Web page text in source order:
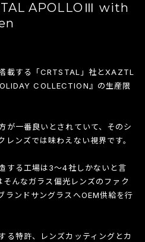
APOLLOⅢ with
載する「CRTSTAL」社とXAZTL
COLLECTION』の生産限
が一番良いとされていて、そのシ
レンズでは味わえない視界です。
する工場は3～4社しかないと言
んなガラス偏光レンズのファク
ランドサングラスへOEM供給を行
る特許、レンズカッティングとカ